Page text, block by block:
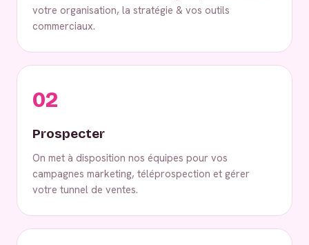
votre organisation, la stratégie & vos outils
commerciaux.
02
Prospecter
On met à disposition nos équipes pour vos
campagnes marketing, téléprospection et gérer
votre tunnel de ventes.